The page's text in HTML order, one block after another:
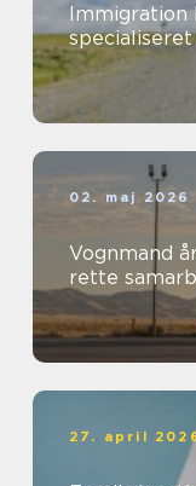
Immigration
02. maj 2026
Vognmand århus sådan
rette
27. april